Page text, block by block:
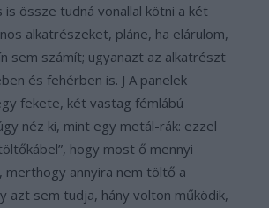
is össze tudná vonallal kötni a két
alkatrészeket, pláne, ha elárulom,
sem számít; ugyanazt az alkatrészt
és fehérben is. J A panelek
fekete, két vastag fémlábú
néz ki, mint egy metál-rák: ezzel
hogy most ő mennyi
merthogy annyira nem töltő a
azt sem tudja, hány volton működik,